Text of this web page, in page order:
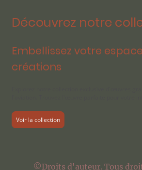
Découvrez notre
Embellissez votre
créations
Voir la collection
©Droits d'auteur. Tous